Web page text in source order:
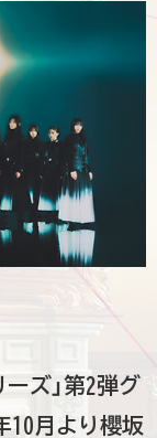
ーズ」第2弾グ
10月より櫻坂